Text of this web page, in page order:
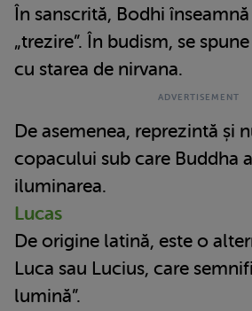
În sanscrită, Bodhi
„trezire”. În budism, se
cu starea de nirvana.
De asemenea, reprezintă și
copacului sub care Buddha
iluminarea.
Lucas
De origine latină, este o
Luca sau Lucius, care
lumină”.